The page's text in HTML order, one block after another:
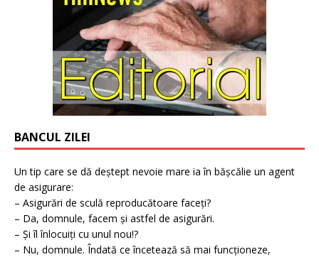
BANCUL ZILEI
Un tip care se dă deștept nevoie mare ia în bășcălie un agent
de asigurare:
– Asigurări de sculă reproducătoare faceți?
– Da, domnule, facem și astfel de asigurări.
– Și îl înlocuiți cu unul nou!?
– Nu, domnule. Îndată ce încetează să mai funcționeze,